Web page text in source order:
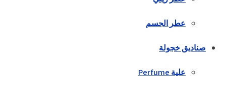
عطر الجسم
صناديق خجولة
علية Perfume